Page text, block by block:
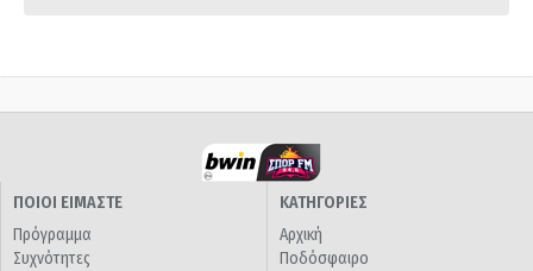
ΠΟΙΟΙ ΕΙΜΑΣΤΕ
Πρόγραμμα
Συχνότητες
ΚΑΤΗΓΟΡΙΕΣ
Αρχική
Ποδόσφαιρο